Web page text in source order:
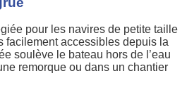
pour les navires de petite taille
facilement accessibles depuis la
soulève le bateau hors de l’eau
remorque ou dans un chantier